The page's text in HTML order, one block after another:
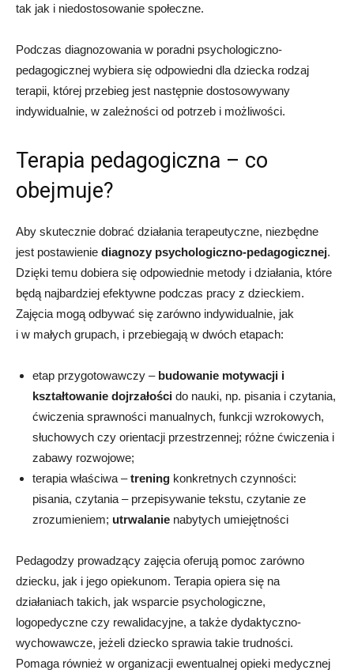
tak jak i niedostosowanie społeczne.
Podczas diagnozowania w poradni psychologiczno-
pedagogicznej wybiera się odpowiedni dla dziecka rodzaj
terapii, której przebieg jest następnie dostosowywany
indywidualnie, w zależności od potrzeb i możliwości.
Terapia pedagogiczna – co
obejmuje?
Aby skutecznie dobrać działania terapeutyczne, niezbędne
jest postawienie diagnozy psychologiczno-pedagogicznej.
Dzięki temu dobiera się odpowiednie metody i działania, które
będą najbardziej efektywne podczas pracy z dzieckiem.
Zajęcia mogą odbywać się zarówno indywidualnie, jak
i w małych grupach, i przebiegają w dwóch etapach:
etap przygotowawczy – budowanie motywacji i
kształtowanie dojrzałości do nauki, np. pisania i czytania,
ćwiczenia sprawności manualnych, funkcji wzrokowych,
słuchowych czy orientacji przestrzennej; różne ćwiczenia i
zabawy rozwojowe;
terapia właściwa –trening konkretnych czynności:
pisania, czytania – przepisywanie tekstu, czytanie ze
zrozumieniem; utrwalanie nabytych umiejętności
Pedagodzy prowadzący zajęcia oferują pomoc zarówno
dziecku, jak i jego opiekunom. Terapia opiera się na
działaniach takich, jak wsparcie psychologiczne,
logopedyczne czy rewalidacyjne, a także dydaktyczno-
wychowawcze, jeżeli dziecko sprawia takie trudności.
Pomaga również w organizacji ewentualnej opieki medycznej